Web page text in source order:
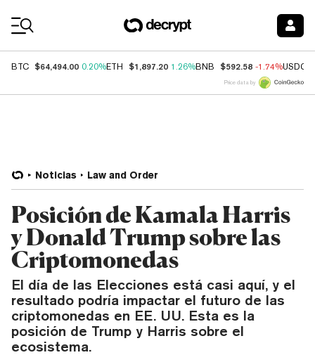
BTC $64,494.00 0.20%ETH $1,897.20 1.26%BNB $592.58 -1.74%USDC
Price data by
Noticias Law and Order
Posición de Kamala Harris
y Donald Trump sobre las
Criptomonedas
El día de las Elecciones está casi aquí, y el
resultado podría impactar el futuro de las
criptomonedas en EE. UU. Esta es la
posición de Trump y Harris sobre el
ecosistema.